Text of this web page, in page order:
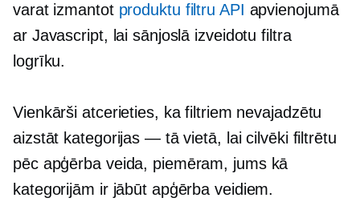
varat izmantot produktu filtru API apvienojumā
ar Javascript, lai sānjoslā izveidotu filtra
logrīku.
Vienkārši atcerieties, ka filtriem nevajadzētu
aizstāt kategorijas — tā vietā, lai cilvēki filtrētu
pēc apģērba veida, piemēram, jums kā
kategorijām ir jābūt apģērba veidiem.